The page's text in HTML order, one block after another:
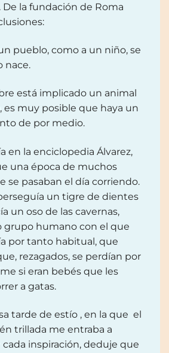
De la fundación de Roma
pueblo, como a un niño, se
nace.
está implicado un animal
es muy posible que haya un
de por medio.
en la enciclopedia Álvarez,
una época de muchos
se pasaban el día corriendo.
un tigre de dientes
un oso de las cavernas,
grupo humano con el que
por tanto habitual, que
rezagados, se perdían por
si eran bebés que les
a gatas.
tarde de estío , en la que el
trillada me entraba a
cada inspiración, deduje que